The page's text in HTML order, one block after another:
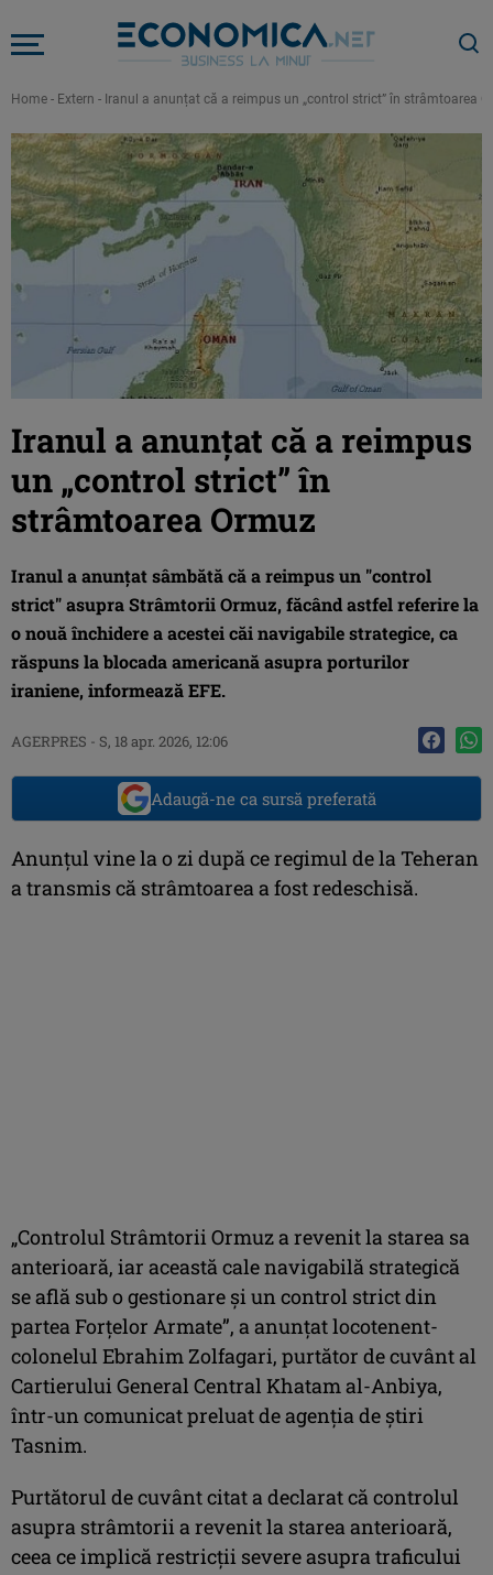
Home - Extern - Iranul a anunțat că a reimpus un „control strict” în strâmtoarea
Iranul a anunțat că a reimpus
un „control strict” în
strâmtoarea Ormuz
Iranul a anunţat sâmbătă că a reimpus un "control
strict" asupra Strâmtorii Ormuz, făcând astfel referire la
o nouă închidere a acestei căi navigabile strategice, ca
răspuns la blocada americană asupra porturilor
iraniene, informează EFE.
AGERPRES - S, 18 apr. 2026, 12:06
Adaugă-ne ca sursă preferată
Anunţul vine la o zi după ce regimul de la Teheran
a transmis că strâmtoarea a fost redeschisă.
„Controlul Strâmtorii Ormuz a revenit la starea sa
anterioară, iar această cale navigabilă strategică
se află sub o gestionare şi un control strict din
partea Forţelor Armate”, a anunţat locotenent-
colonelul Ebrahim Zolfagari, purtător de cuvânt al
Cartierului General Central Khatam al-Anbiya,
într-un comunicat preluat de agenţia de ştiri
Tasnim.
Purtătorul de cuvânt citat a declarat că controlul
asupra strâmtorii a revenit la starea anterioară,
ceea ce implică restricţii severe asupra traficului